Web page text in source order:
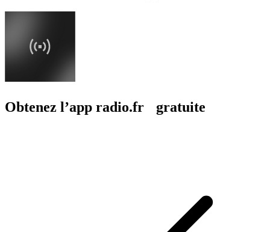
Obtenez l’app radio.fr gratuite